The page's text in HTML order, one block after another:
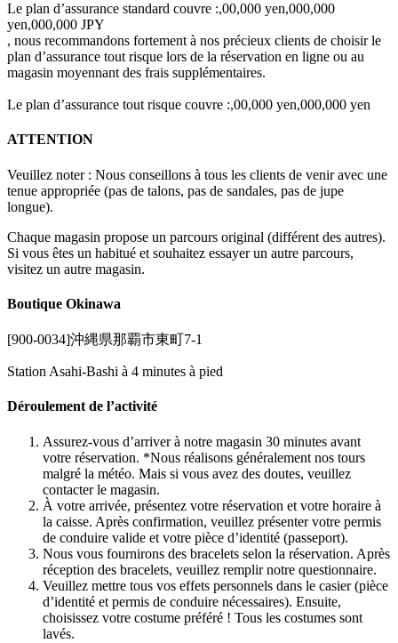
Le plan d’assurance standard couvre :,00,000 yen,000,000
yen,000,000 JPY
, nous recommandons fortement à nos précieux clients de choisir le
plan d’assurance tout risque lors de la réservation en ligne ou au
magasin moyennant des frais supplémentaires.
Le plan d’assurance tout risque couvre :,00,000 yen,000,000 yen
ATTENTION
Veuillez noter : Nous conseillons à tous les clients de venir avec une
tenue appropriée (pas de talons, pas de sandales, pas de jupe
longue).
Chaque magasin propose un parcours original (différent des autres).
Si vous êtes un habitué et souhaitez essayer un autre parcours,
visitez un autre magasin.
Boutique Okinawa
[900-0034]沖縄県那覇市東町7-1
Station Asahi-Bashi à 4 minutes à pied
Déroulement de l’activité
Assurez-vous d’arriver à notre magasin 30 minutes avant
votre réservation. *Nous réalisons généralement nos tours
malgré la météo. Mais si vous avez des doutes, veuillez
contacter le magasin.
À votre arrivée, présentez votre réservation et votre horaire à
la caisse. Après confirmation, veuillez présenter votre permis
de conduire valide et votre pièce d’identité (passeport).
Nous vous fournirons des bracelets selon la réservation. Après
réception des bracelets, veuillez remplir notre questionnaire.
Veuillez mettre tous vos effets personnels dans le casier (pièce
d’identité et permis de conduire nécessaires). Ensuite,
choisissez votre costume préféré ! Tous les costumes sont
lavés.